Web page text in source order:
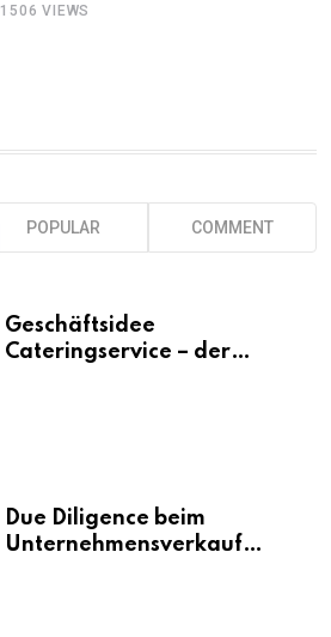
1506 VIEWS
POPULAR COMMENT
Geschäftsidee
Cateringservice – der
Due Diligence beim
Unternehmensverkauf